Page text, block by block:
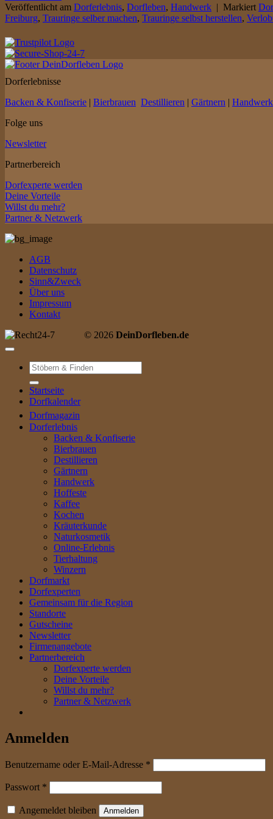
Veröffentlicht am Dorferlebnis, Dorfleben, Handwerk | Markiert
Freiburg, Trauringe selber machen, Trauringe selbst herstellen,
Dorferlebnisse
Backen & Konfiserie | Bierbrauen Destillieren | Gärtnern | Handwerk
Folge uns
Newsletter
Partnerbereich
Dorfexperte werden
Deine Vorteile
Willst du mehr?
Partner & Netzwerk
AGB
Datenschutz
Sinn&Zweck
Über uns
Impressum
Kontakt
© 2026 DeinDorfleben.de
Suche
nach:
Startseite
Dorfkalender
Dorfmagazin
Dorferlebnis
Backen & Konfiserie
Bierbrauen
Destillieren
Gärtnern
Handwerk
Hoffeste
Kaffee
Kochen
Kräuterkunde
Naturkosmetik
Online-Erlebnis
Tierhaltung
Winzern
Dorfmarkt
Dorfexperten
Gemeinsam für die Region
Standorte
Gutscheine
Newsletter
Firmenangebote
Partnerbereich
Dorfexperte werden
Deine Vorteile
Willst du mehr?
Partner & Netzwerk
Anmelden
Benutzername oder E-Mail-Adresse *
Passwort *
Angemeldet bleiben Anmelden